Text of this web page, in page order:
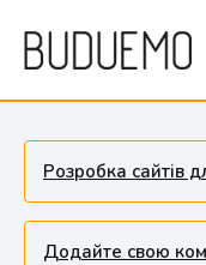
Розробка сайтів
Додайте свою